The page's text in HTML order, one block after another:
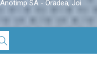
SA - Oradea, Joi